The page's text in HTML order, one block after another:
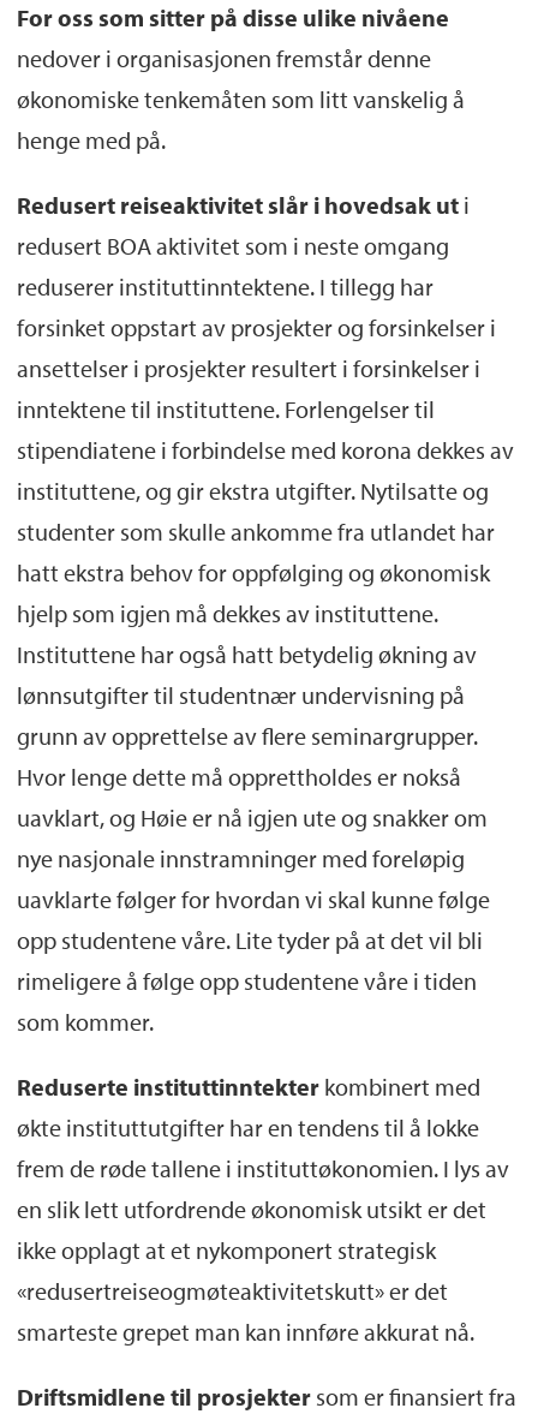
For oss som sitter på disse ulike nivåene
nedover i organisasjonen fremstår denne
økonomiske tenkemåten som litt vanskelig å
henge med på.
Redusert reiseaktivitet slår i hovedsak uti
redusert BOA aktivitet som i neste omgang
reduserer instituttinntektene. I tillegg har
forsinket oppstart av prosjekter og forsinkelser i
ansettelser i prosjekter resultert i forsinkelser i
inntektene til instituttene. Forlengelser til
stipendiatene i forbindelse med korona dekkes av
instituttene, og gir ekstra utgifter. Nytilsatte og
studenter som skulle ankomme fra utlandet har
hatt ekstra behov for oppfølging og økonomisk
hjelp som igjen må dekkes av instituttene.
Instituttene har også hatt betydelig økning av
lønnsutgifter til studentnær undervisning på
grunn av opprettelse av flere seminargrupper.
Hvor lenge dette må opprettholdes er nokså
uavklart, og Høie er nå igjen ute og snakker om
nye nasjonale innstramninger med foreløpig
uavklarte følger for hvordan vi skal kunne følge
opp studentene våre. Lite tyder på at det vil bli
rimeligere å følge opp studentene våre i tiden
som kommer.
Reduserte instituttinntekterkombinert med
økte instituttutgifter har en tendens til å lokke
frem de røde tallene i instituttøkonomien. I lys av
en slik lett utfordrende økonomisk utsikt er det
ikke opplagt at et nykomponert strategisk
«redusertreiseogmøteaktivitetskutt» er det
smarteste grepet man kan innføre akkurat nå.
Driftsmidlene til prosjektersom er finansiert fra